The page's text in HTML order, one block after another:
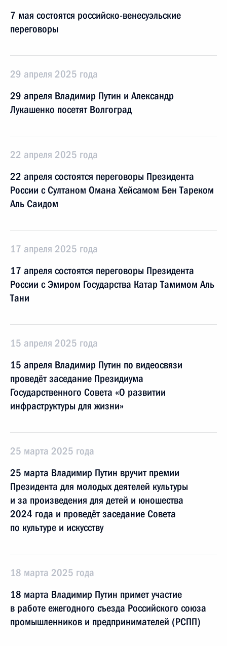
7 мая состоятся российско-венесуэльские
переговоры
29 апреля 2025 года
29 апреля Владимир Путин и Александр
Лукашенко посетят Волгоград
22 апреля 2025 года
22 апреля состоятся переговоры Президента
России с Султаном Омана Хейсамом Бен Тареком
Аль Саидом
17 апреля 2025 года
17 апреля состоятся переговоры Президента
России с Эмиром Государства Катар Тамимом Аль
Тани
15 апреля 2025 года
15 апреля Владимир Путин по видеосвязи
проведёт заседание Президиума
Государственного Совета «О развитии
инфраструктуры для жизни»
25 марта 2025 года
25 марта Владимир Путин вручит премии
Президента для молодых деятелей культуры
и за произведения для детей и юношества
2024 года и проведёт заседание Совета
по культуре и искусству
18 марта 2025 года
18 марта Владимир Путин примет участие
в работе ежегодного съезда Российского союза
промышленников и предпринимателей (РСПП)